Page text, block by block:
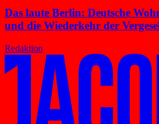
Das laute Berlin: Deutsche
und die Wiederkehr der
Redaktion